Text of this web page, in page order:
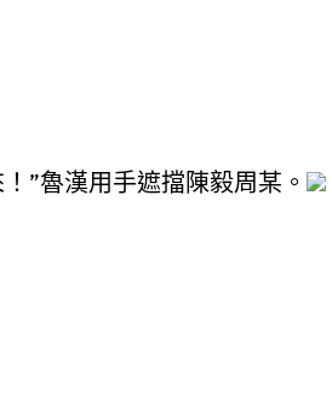
”魯漢用手遮擋陳毅周某。